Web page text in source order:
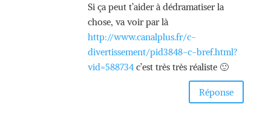
Si ça peut t’aider à dédramatiser la
chose, va voir par là
http://www.canalplus.fr/c-
divertissement/pid3848-c-bref.html?
vid=588734c’est très très réaliste 🙂
Réponse